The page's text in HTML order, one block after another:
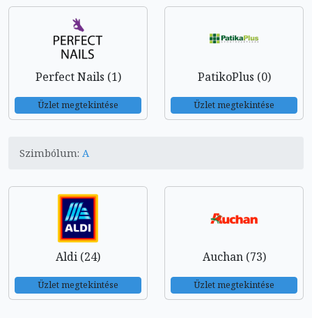
Perfect Nails (1)
Üzlet megtekintése
PatikoPlus (0)
Üzlet megtekintése
Szimbólum: A
Aldi (24)
Üzlet megtekintése
Auchan (73)
Üzlet megtekintése